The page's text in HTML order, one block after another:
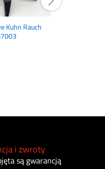
Kuhn Rauch
i zwroty
są gwarancją